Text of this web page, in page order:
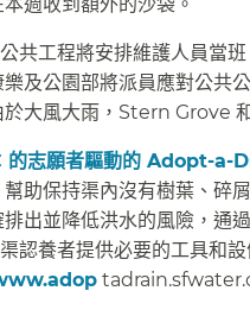
共工程將安排維護人員當
及公園部將派員應對公共
大風大雨，Stern Grove
的志願者驅動的 Adopt-a-
助保持渠內沒有樹葉、碎
出並降低洪水的風險，通
認養者提供必要的工具和